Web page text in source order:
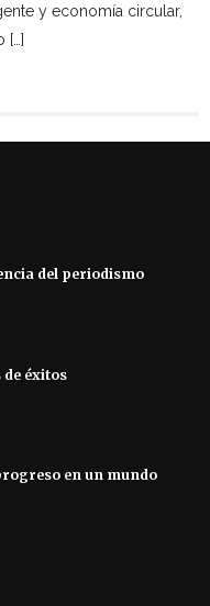
y economía circular,
[…]
del periodismo
éxitos
en un mundo